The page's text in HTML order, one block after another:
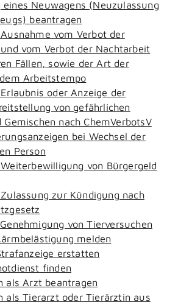
eines Neuwagens (Neuzulassung
beantragen
vom Verbot der
vom Verbot der Nachtarbeit
Fällen, sowie der Art der
Arbeitstempo
oder Anzeige der
von gefährlichen
Gemischen nach ChemVerbotsV
bei Wechsel der
Person
von Bürgergeld
zur Kündigung nach
von Tierversuchen
melden
erstatten
finden
als Arzt beantragen
als Tierarzt oder Tierärztin aus